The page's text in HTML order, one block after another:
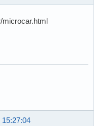
microcar.html
15:27:04